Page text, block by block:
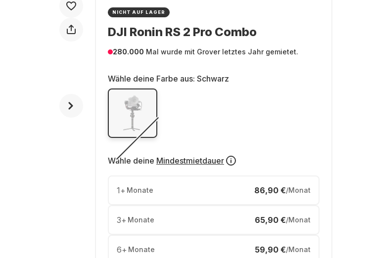
NICHT AUF LAGER
DJI Ronin RS 2 Pro Combo
280.000 Mal wurde mit Grover letztes Jahr gemietet.
Wähle deine Farbe aus: Schwarz
Wähle deine Mindestmietdauer
1+ Monate 86,90 €/Monat
3+ Monate 65,90 €/Monat
6+ Monate 59,90 €/Monat